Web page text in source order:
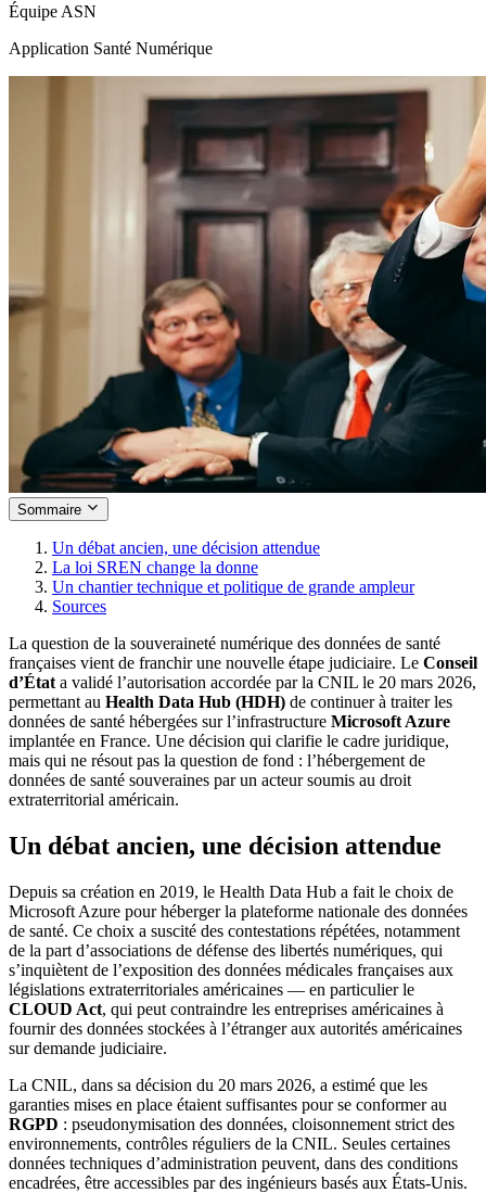
Équipe ASN
Application Santé Numérique
Sommaire
Un débat ancien, une décision attendue
La loi SREN change la donne
Un chantier technique et politique de grande ampleur
Sources
La question de la souveraineté numérique des données de santé
françaises vient de franchir une nouvelle étape judiciaire. Le Conseil
d’État a validé l’autorisation accordée par la CNIL le 20 mars 2026,
permettant au Health Data Hub (HDH) de continuer à traiter les
données de santé hébergées sur l’infrastructure Microsoft Azure
implantée en France. Une décision qui clarifie le cadre juridique,
mais qui ne résout pas la question de fond : l’hébergement de
données de santé souveraines par un acteur soumis au droit
extraterritorial américain.
Un débat ancien, une décision attendue
Depuis sa création en 2019, le Health Data Hub a fait le choix de
Microsoft Azure pour héberger la plateforme nationale des données
de santé. Ce choix a suscité des contestations répétées, notamment
de la part d’associations de défense des libertés numériques, qui
s’inquiètent de l’exposition des données médicales françaises aux
législations extraterritoriales américaines — en particulier le
CLOUD Act, qui peut contraindre les entreprises américaines à
fournir des données stockées à l’étranger aux autorités américaines
sur demande judiciaire.
La CNIL, dans sa décision du 20 mars 2026, a estimé que les
garanties mises en place étaient suffisantes pour se conformer au
RGPD : pseudonymisation des données, cloisonnement strict des
environnements, contrôles réguliers de la CNIL. Seules certaines
données techniques d’administration peuvent, dans des conditions
encadrées, être accessibles par des ingénieurs basés aux États-Unis.